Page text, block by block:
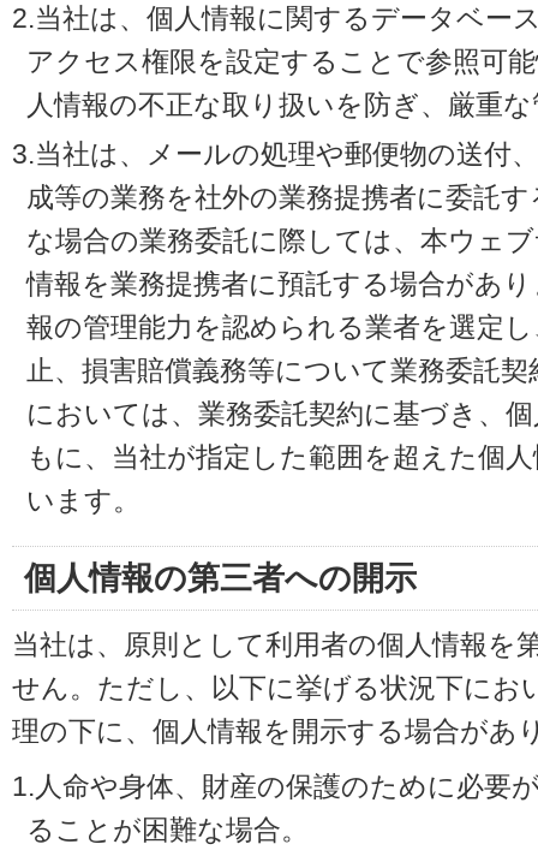
2.当社は、個人情報に関するデータベー
アクセス権限を設定することで参照可
人情報の不正な取り扱いを防ぎ、厳重
3.当社は、メールの処理や郵便物の送付
成等の業務を社外の業務提携者に委託
な場合の業務委託に際しては、本ウェ
情報を業務提携者に預託する場合があ
報の管理能力を認められる業者を選定
止、損害賠償義務等について業務委託
においては、業務委託契約に基づき、
もに、当社が指定した範囲を超えた個
います。
個人情報の第三者への開示
当社は、原則として利用者の個人情報を
せん。ただし、以下に挙げる状況下にお
理の下に、個人情報を開示する場合があ
1.人命や身体、財産の保護のために必要
ることが困難な場合。